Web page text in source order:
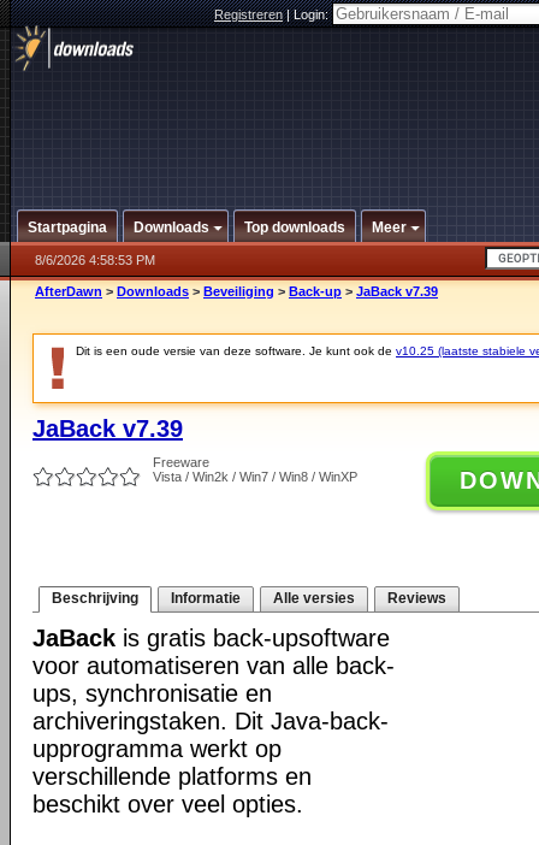
Registreren|Login:
Startpagina Downloads Top downloads Meer
8/6/2026 4:58:53 PM
AfterDawn > Downloads > Beveiliging > Back-up > JaBack v7.39
Dit is een oude versie van deze software. Je kunt ook de v10.25 (laatste stabiele
JaBack v7.39
Freeware
Vista / Win2k / Win7 / Win8 / WinXP
Beschrijving Informatie Alle versies Reviews
JaBack is gratis back-upsoftware
voor automatiseren van alle back-
ups, synchronisatie en
archiveringstaken. Dit Java-back-
upprogramma werkt op
verschillende platforms en
beschikt over veel opties.